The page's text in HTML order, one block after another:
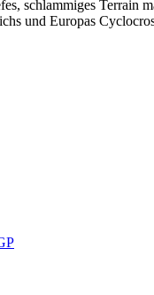
schlammiges Terrain
und Europas